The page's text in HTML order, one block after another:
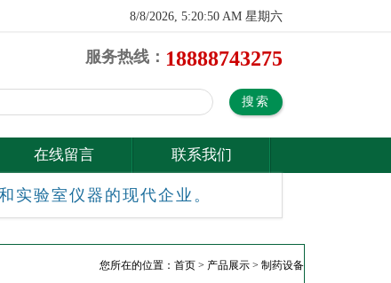
8/8/2026, 5:20:51 AM 星期六
服务热线： 18888743275
在线留言 联系我们
实验室仪器的现代企业。
您所在的位置： 首页 > 产品展示 > 制药设备